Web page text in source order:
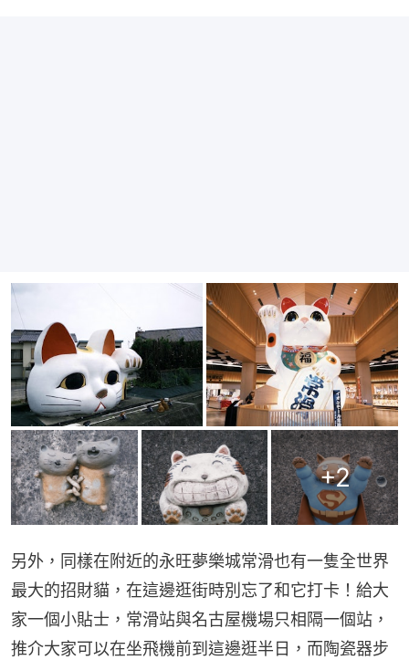
+2
另外，同樣在附近的永旺夢樂城常滑也有一隻全世界
最大的招財貓，在這邊逛街時別忘了和它打卡！給大
家一個小貼士，常滑站與名古屋機場只相隔一個站，
推介大家可以在坐飛機前到這邊逛半日，而陶瓷器步